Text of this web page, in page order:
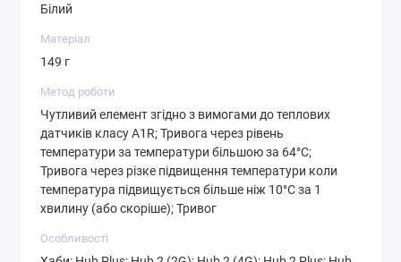
Білий
Матеріал
149 г
Метод роботи
Чутливий елемент згідно з вимогами до теплових
датчиків класу A1R; Тривога через рівень
температури за температури більшою за 64°C;
Тривога через різке підвищення температури коли
температура підвищується більше ніж 10°C за 1
хвилину (або скоріше); Тривог
Особливості